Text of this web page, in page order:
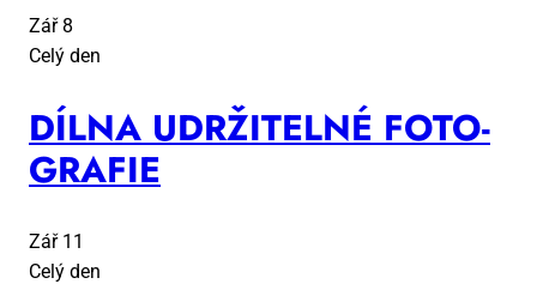
Zář 8
Celý den
DÍL­NA UDR­ŽI­TEL­NÉ FO­TO­
GRA­FIE
Zář 11
Celý den